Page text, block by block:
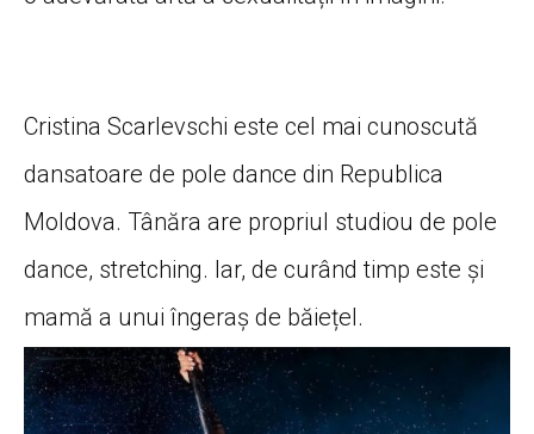
Cristina Scarlevschi este cel mai cunoscută
dansatoare de pole dance din Republica
Moldova. Tânăra are propriul studiou de pole
dance, stretching. Iar, de curând timp este și
mamă a unui îngeraș de băiețel.